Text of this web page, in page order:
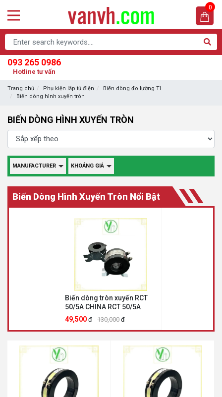
093 265 0986
Hotline tư vấn
0
Trang chủ Phụ kiện lắp tủ điện
Biến dòng đo lường TI
Biến dòng hình xuyến tròn
BIẾN DÒNG HÌNH XUYẾN TRÒN
Biến Dòng Hình Xuyến Tròn Nổi Bật
Biến dòng tròn xuyến RCT
50/5A CHINA RCT 50/5A
49,500 đ 130,000 đ
MANUFACTURER KHOẢNG GIÁ